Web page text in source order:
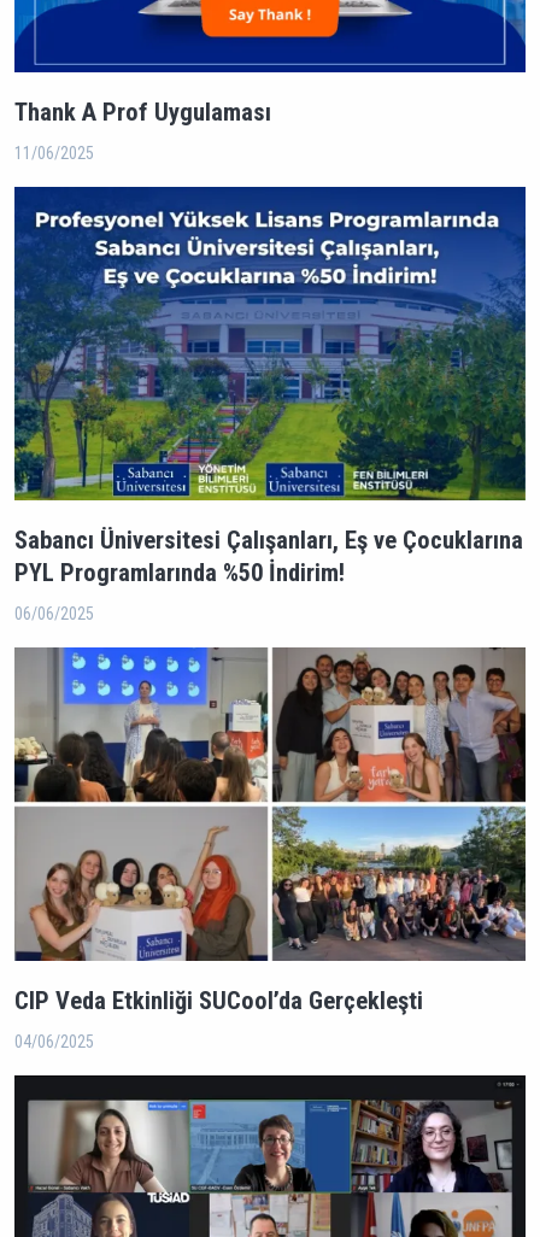
Thank A Prof Uygulaması
11/06/2025
Sabancı Üniversitesi Çalışanları, Eş ve Çocuklarına
PYL Programlarında %50 İndirim!
06/06/2025
CIP Veda Etkinliği SUCool’da Gerçekleşti
04/06/2025